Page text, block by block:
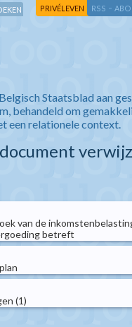
PRIVÉLEVEN RSS -
Staatsblad aan
behandeld om
een relationele context.
van de
betreft
(1)